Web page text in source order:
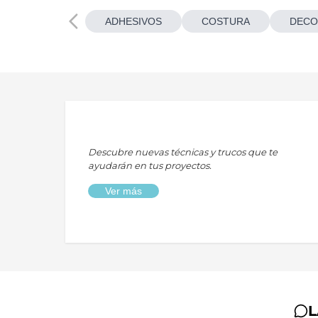
ADHESIVOS COSTURA
Descubre nuevas técnicas y trucos que te
ayudarán en tus proyectos.
Ver más